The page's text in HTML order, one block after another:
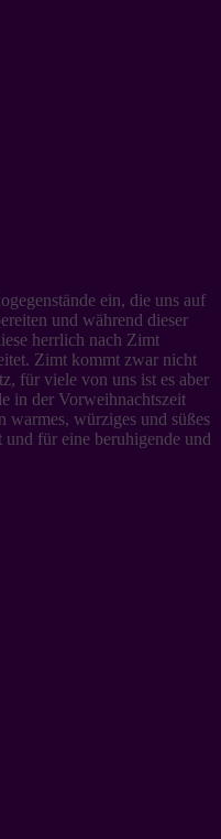
ein, die uns auf
und während dieser
herrlich nach Zimt
Zimt kommt zwar nicht
für viele von uns ist es aber
in der Vorweihnachtszeit
warmes, würziges und süßes
für eine beruhigende und